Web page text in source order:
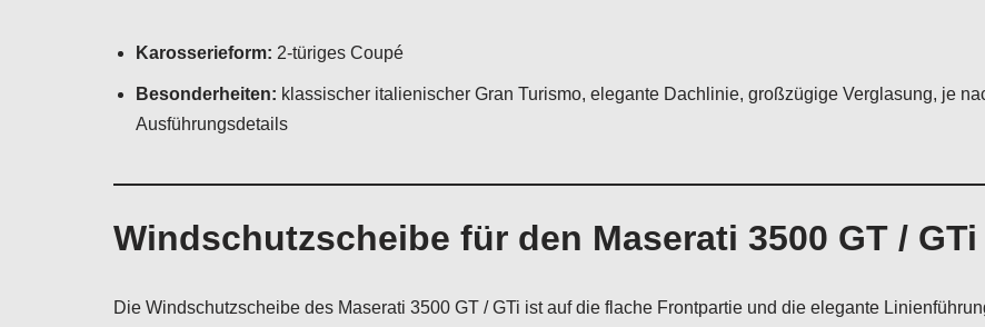
Karosserieform: 2-türiges Coupé
Besonderheiten: klassischer italienischer Gran Turismo, elegante Dachlinie, großzügige Verglasung, je
Ausführungsdetails
Windschutzscheibe für den Maserati 3500 GT / GTi
Die Windschutzscheibe des Maserati 3500 GT / GTi ist auf die flache Frontpartie und die elegante